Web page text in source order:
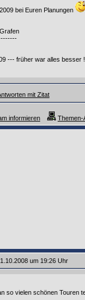
bei Euren Planungen
--- früher war alles besser !
mit Zitat
informieren Themen-
01.10.2008 um 19:26
so vielen schönen Touren